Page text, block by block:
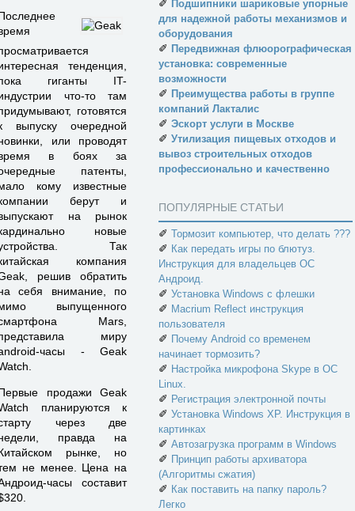
тенденция,
гиганты IT-
что-то там
готовятся
выпуску очередной
или проводят
в боях за
патенты,
кому известные
берут и
на рынок
новые
Так
компания
решив обратить
себя внимание, по
выпущенного
Mars,
миру
часы - Geak
продажи Geak
планируются к
через две
правда на
рынке, но
не менее. Цена на
часы составит
✐ Подшипники шариковые упорные
для надежной работы механизмов и
оборудования
✐ Передвижная флюорографическая
установка: современные
возможности
✐ Преимущества работы в группе
компаний Лакталис
✐ Эскорт услуги в Москве
✐ Утилизация пищевых отходов и
вывоз строительных отходов
профессионально и качественно
ПОПУЛЯРНЫЕ СТАТЬИ
✐ Тормозит компьютер, что делать ???
✐ Как передать игры по блютуз.
Инструкция для владельцев ОС
Андроид.
✐ Установка Windows с флешки
✐ Macrium Reflect инструкция
пользователя
✐ Почему Android со временем
начинает тормозить?
✐ Настройка микрофона Skype в ОС
Linux.
✐ Регистрация электронной почты
✐ Установка Windows XP. Инструкция в
картинках
✐ Автозагрузка программ в Windows
✐ Принцип работы архиватора
(Алгоритмы сжатия)
✐ Как поставить на папку пароль?
Легко